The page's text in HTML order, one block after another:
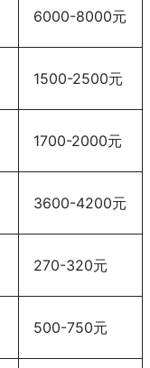
6000-8000元
1500-2500元
1700-2000元
3600-4200元
270-320元
500-750元